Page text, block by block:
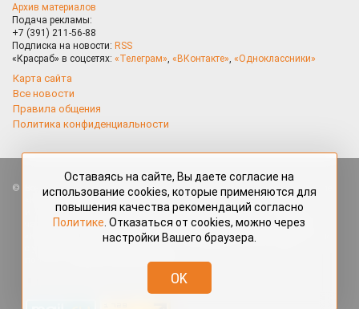
Архив материалов
Подача рекламы:
+7 (391) 211-56-88
Подписка на новости: RSS
«Красраб» в соцсетях: «Телеграм», «ВКонтакте», «Одноклассники»
Карта сайта
Все новости
Правила общения
Политика конфиденциальности
Все права защищены. Любые материалы, размещённые на портале
«Красраб.ру» сотрудниками редакции, нештатными авторами
и читателями, являются объектами авторского права. Полное или
частичное использование материалов, размещённых на портале
«Красраб.ру», допускается только с письменного согласия редакции
redaktor@krasrab.krsn.ru.
Оставаясь на сайте, Вы даете согласие на
использование cookies, которые применяются для
повышения качества рекомендаций согласно
Политике . Отказаться от cookies, можно через
настройки Вашего браузера.
OK